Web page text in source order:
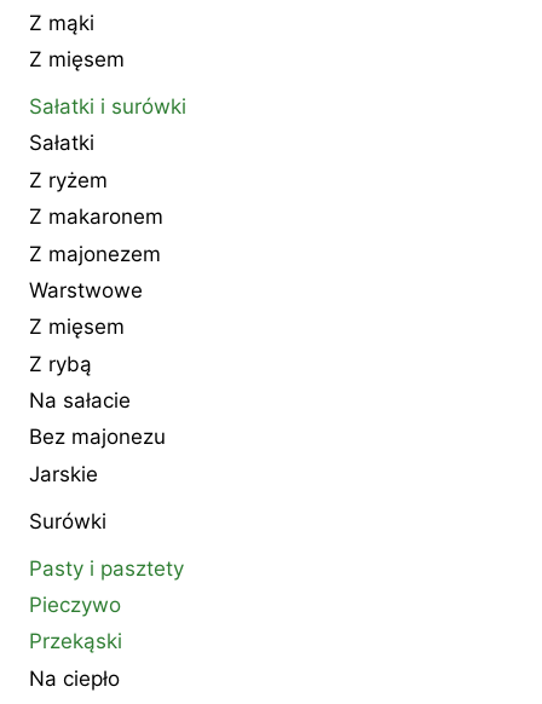
Z mąki
Z mięsem
Sałatki i surówki
Sałatki
Z ryżem
Z makaronem
Z majonezem
Warstwowe
Z mięsem
Z rybą
Na sałacie
Bez majonezu
Jarskie
Surówki
Pasty i pasztety
Pieczywo
Przekąski
Na ciepło